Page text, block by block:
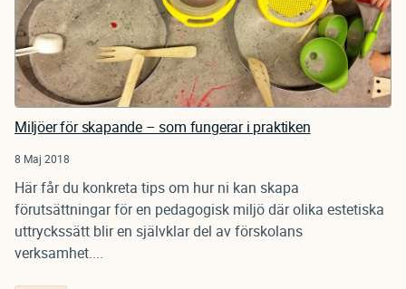
Miljöer för skapande – som fungerar i praktiken
8 Maj 2018
Här får du konkreta tips om hur ni kan skapa
förutsättningar för en pedagogisk miljö där olika estetiska
uttryckssätt blir en självklar del av förskolans
verksamhet....